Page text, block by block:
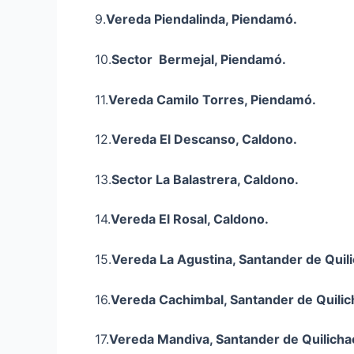
9.Vereda Piendalinda, Piendamó.
10.Sector Bermejal, Piendamó.
11.Vereda Camilo Torres, Piendamó.
12.Vereda El Descanso, Caldono.
13.Sector La Balastrera, Caldono.
14.Vereda El Rosal, Caldono.
15.Vereda La Agustina, Santander de
16.Vereda Cachimbal, Santander de
17.Vereda Mandiva, Santander de